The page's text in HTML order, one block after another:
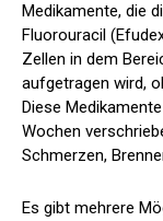
Medikamente, die
Fluorouracil
Zellen in dem
aufgetragen wird,
Diese
Wochen
Schmerzen,
Es gibt mehrere